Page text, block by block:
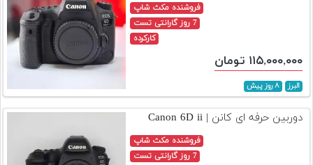
دوم
لیست
قیمت
دوربین
فروشنده مکث شاپ
7 روز گارانتی تست
کارکرده
۱۱۵,۰۰۰,۰۰۰ تومان
البرز ۸ روز پیش
دوربین حرفه ای کانن | Canon 6D ii
فروشنده مکث شاپ
7 روز گارانتی تست